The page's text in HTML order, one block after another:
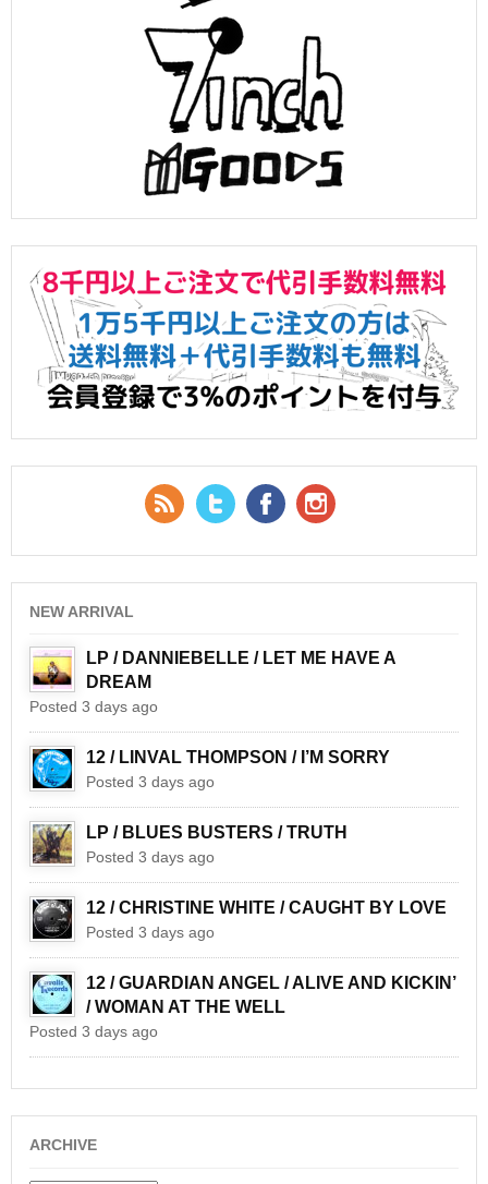
RSS Feed
Twitter Facebook
NEW ARRIVAL
LP / DANNIEBELLE / LET ME HAVE A
DREAM
Posted 3 days ago
12 / LINVAL THOMPSON / I’M SORRY
Posted 3 days ago
LP / BLUES BUSTERS / TRUTH
Posted 3 days ago
12 / CHRISTINE WHITE / CAUGHT BY LOVE
Posted 3 days ago
12 / GUARDIAN ANGEL / ALIVE AND KICKIN’
/ WOMAN AT THE WELL
Posted 3 days ago
ARCHIVE